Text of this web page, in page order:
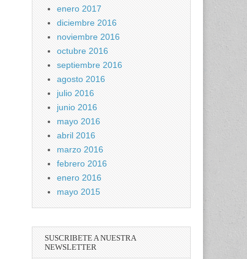
enero 2017
diciembre 2016
noviembre 2016
octubre 2016
septiembre 2016
agosto 2016
julio 2016
junio 2016
mayo 2016
abril 2016
marzo 2016
febrero 2016
enero 2016
mayo 2015
SUSCRIBETE A NUESTRA
NEWSLETTER